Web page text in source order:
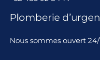
Plomberie
Nous sommes ouvert